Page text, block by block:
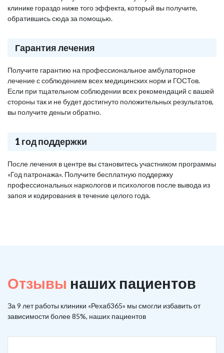
клинике гораздо ниже того эффекта, который вы получите,
обратившись сюда за помощью.
Гарантия лечения
Получите гарантию на профессиональное амбулаторное
лечение с соблюдением всех медицинских норм и ГОСТов.
Если при тщательном соблюдении всех рекомендаций с вашей
стороны так и не будет достигнуто положительных результатов,
вы получите деньги обратно.
1 год поддержки
После лечения в центре вы становитесь участником программы
«Год патронажа». Получите бесплатную поддержку
профессиональных наркологов и психологов после вывода из
запоя и кодирования в течение целого года.
Отзывы наших пациентов
За 9 лет работы клиники «Рехаб365» мы смогли избавить от
зависимости более 85%, наших пациентов